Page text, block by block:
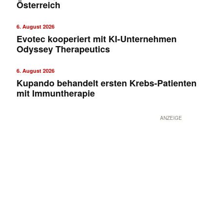
Österreich
6. August 2026
Evotec kooperiert mit KI-Unternehmen
Odyssey Therapeutics
6. August 2026
Kupando behandelt ersten Krebs-Patienten
mit Immuntherapie
ANZEIGE